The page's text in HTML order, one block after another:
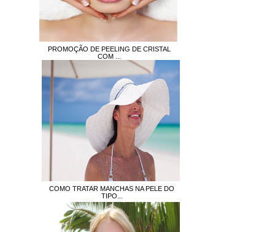
PROMOÇÃO DE PEELING DE CRISTAL
COM ...
COMO TRATAR MANCHAS NA PELE DO
TIPO...